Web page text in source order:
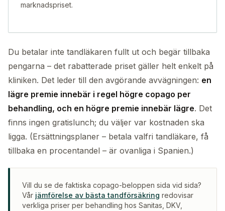
marknadspriset.
Du betalar inte tandläkaren fullt ut och begär tillbaka
pengarna – det rabatterade priset gäller helt enkelt på
kliniken. Det leder till den avgörande avvägningen: en
lägre premie innebär i regel högre copago per
behandling, och en högre premie innebär lägre. Det
finns ingen gratislunch; du väljer var kostnaden ska
ligga. (Ersättningsplaner – betala valfri tandläkare, få
tillbaka en procentandel – är ovanliga i Spanien.)
Vill du se de faktiska copago-beloppen sida vid sida?
Vår jämförelse av bästa tandförsäkring redovisar
verkliga priser per behandling hos Sanitas, DKV,